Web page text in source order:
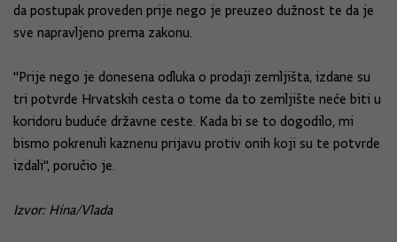
da postupak proveden prije nego je preuzeo dužnost te da je
sve napravljeno prema zakonu.
''Prije nego je donesena odluka o prodaji zemljišta, izdane su
tri potvrde Hrvatskih cesta o tome da to zemljište neće biti u
koridoru buduće državne ceste. Kada bi se to dogodilo, mi
bismo pokrenuli kaznenu prijavu protiv onih koji su te potvrde
izdali'', poručio je.
Izvor: Hina/Vlada